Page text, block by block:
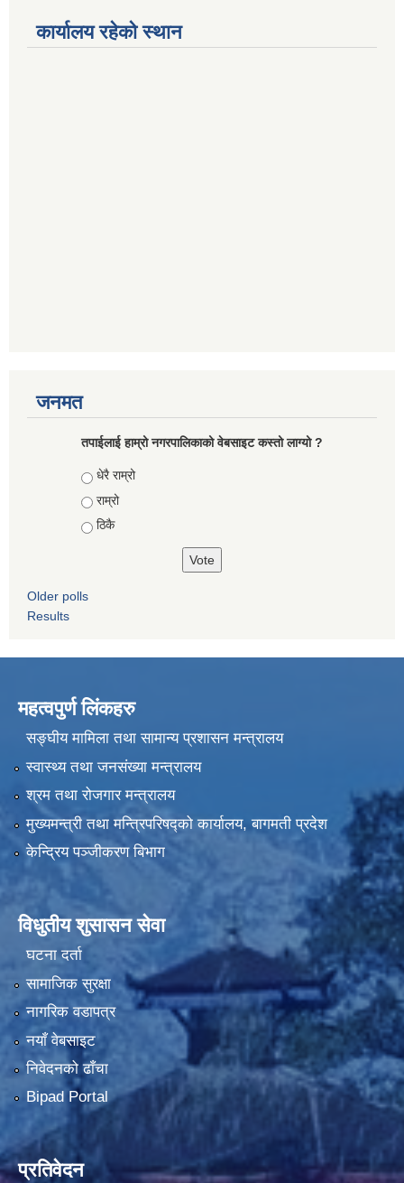
कार्यालय रहेको स्थान
जनमत
तपाईलाई हाम्रो नगरपालिकाको वेबसाइट कस्तो लाग्यो ?
Choices
धेरै राम्रो
राम्रो
ठिकै
Older polls
Results
महत्वपुर्ण लिंकहरु
सङ्घीय मामिला तथा सामान्य प्रशासन मन्त्रालय
स्वास्थ्य तथा जनसंख्या मन्त्रालय
श्रम तथा रोजगार मन्त्रालय
मुख्यमन्त्री तथा मन्त्रिपरिषद्को कार्यालय, बागमती प्रदेश
केन्द्रिय पञ्जीकरण बिभाग
विधुतीय शुसासन सेवा
घटना दर्ता
सामाजिक सुरक्षा
नागरिक वडापत्र
नयाँ वेबसाइट
निवेदनको ढाँचा
Bipad Portal
प्रतिवेदन